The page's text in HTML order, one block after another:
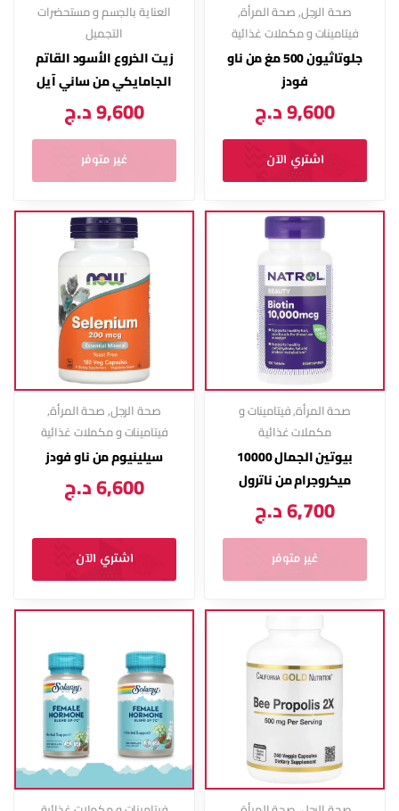
صحة الرجل,صحة المرأة,
فيتامينات و مكملات غذائية
جلوتاثيون 500 مغ من ناو
فودز
9,600د.ج
اشتري الآن
العناية بالجسم و مستحضرات
التجميل
زيت الخروع الأسود القاتم
الجامايكي من ساني آيل
9,600د.ج
غير متوفر
صحة المرأة,فيتامينات و
مكملات غذائية
بيوتين الجمال 10000
ميكروجرام من ناترول
6,700د.ج
غير متوفر
صحة الرجل,صحة المرأة,
فيتامينات و مكملات غذائية
سيلينيوم من ناو فودز
6,600د.ج
اشتري الآن